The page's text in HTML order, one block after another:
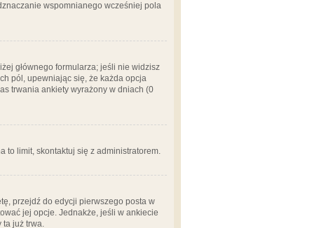
wspomnianego wcześniej pola
głównego formularza; jeśli nie widzisz
pól, upewniając się, że każda opcja
trwania ankiety wyrażony w dniach (0
to limit, skontaktuj się z administratorem.
przejdź do edycji pierwszego posta w
jej opcje. Jednakże, jeśli w ankiecie
ta już trwa.